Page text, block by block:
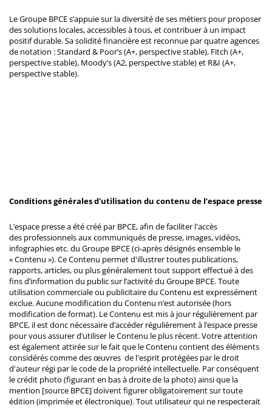
Le Groupe BPCE s’appuie sur la diversité de ses métiers pour proposer
des solutions locales, accessibles à tous, et contribuer à un impact
positif durable. Sa solidité financière est reconnue par quatre agences
de notation : Standard & Poor’s (A+, perspective stable), Fitch (A+,
perspective stable), Moody’s (A2, perspective stable) et R&I (A+,
perspective stable).
Conditions générales d'utilisation du contenu de l’espace presse
L’espace presse a été créé par BPCE, afin de faciliter l'accès
des professionnels aux communiqués de presse, images, vidéos,
infographies etc. du Groupe BPCE (ci-après désignés ensemble le
« Contenu »). Ce Contenu permet d'illustrer toutes publications,
rapports, articles, ou plus généralement tout support effectué à des
fins d’information du public sur l’activité du Groupe BPCE. Toute
utilisation commerciale ou publicitaire du Contenu est expressément
exclue. Aucune modification du Contenu n’est autorisée (hors
modification de format). Le Contenu est mis à jour régulièrement par
BPCE, il est donc nécessaire d’accéder régulièrement à l’espace presse
pour vous assurer d’utiliser le Contenu le plus récent. Votre attention
est également attirée sur le fait que le Contenu contient des éléments
considérés comme des œuvres de l'esprit protégées par le droit
d'auteur régi par le code de la propriété intellectuelle. Par conséquent
le crédit photo (figurant en bas à droite de la photo) ainsi que la
mention [source BPCE] doivent figurer obligatoirement sur toute
édition (imprimée et électronique). Tout utilisateur qui ne respecterait